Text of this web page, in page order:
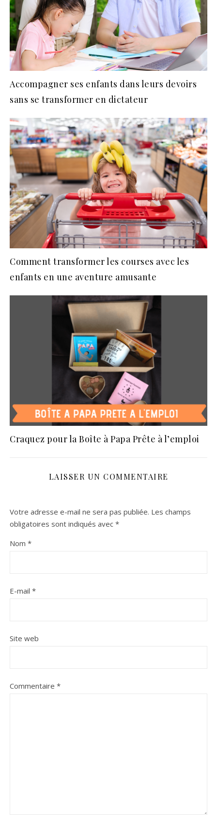
Accompagner ses enfants dans leurs devoirs
sans se transformer en dictateur
Comment transformer les courses avec les
enfants en une aventure amusante
Craquez pour la Boîte à Papa Prête à l’emploi
LAISSER UN COMMENTAIRE
Votre adresse e-mail ne sera pas publiée. Les champs
obligatoires sont indiqués avec *
Nom *
E-mail *
Site web
Commentaire *